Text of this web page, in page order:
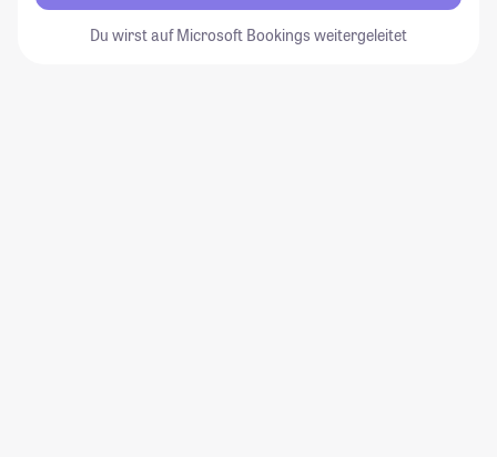
Du wirst auf Microsoft Bookings weitergeleitet